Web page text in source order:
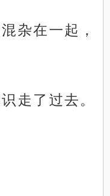
杂在一起，
走了过去。